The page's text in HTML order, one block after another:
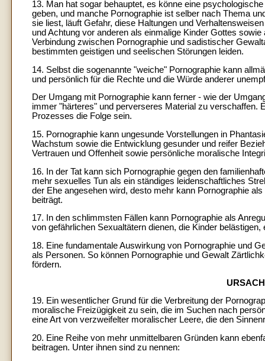
13. Man hat sogar behauptet, es könne eine
geben, und manche Pornographie ist selber nach Thema
sie liest, läuft Gefahr, diese Haltungen und
und Achtung vor anderen als einmalige Kinder Gottes
Verbindung zwischen Pornographie und sadistischer
bestimmten geistigen und seelischen Störungen leiden.
14. Selbst die sogenannte "weiche" Pornographie kann
und persönlich für die Rechte und die Würde anderer
Der Umgang mit Pornographie kann ferner - wie der
immer "härteres" und perverseres Material zu verschaffen.
Prozesses die Folge sein.
15. Pornographie kann ungesunde Vorstellungen in
Wachstum sowie die Entwicklung gesunder und reifer
Vertrauen und Offenheit sowie persönliche moralische
16. In der Tat kann sich Pornographie gegen den
mehr sexuelles Tun als ein ständiges leidenschaftliches
der Ehe angesehen wird, desto mehr kann Pornographie
beiträgt.
17. In den schlimmsten Fällen kann Pornographie als
von gefährlichen Sexualtätern dienen, die Kinder
18. Eine fundamentale Auswirkung von Pornographie und
als Personen. So können Pornographie und Gewalt
fördern.
19. Ein wesentlicher Grund für die Verbreitung der
moralische Freizügigkeit zu sein, die im Suchen nach
eine Art von verzweifelter moralischer Leere, die den
20. Eine Reihe von mehr unmittelbaren Gründen kann
beitragen. Unter ihnen sind zu nennen: